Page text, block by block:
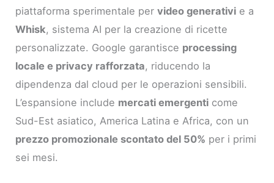
piattaforma sperimentale pervideo generativi e a
Whisk, sistema AI per la creazione di ricette
personalizzate. Google garantisce processing
locale e privacy rafforzata, riducendo la
dipendenza dal cloud per le operazioni sensibili.
L’espansione include mercati emergenti come
Sud-Est asiatico, America Latina e Africa, con un
prezzo promozionale scontato del 50% per i primi
sei mesi.